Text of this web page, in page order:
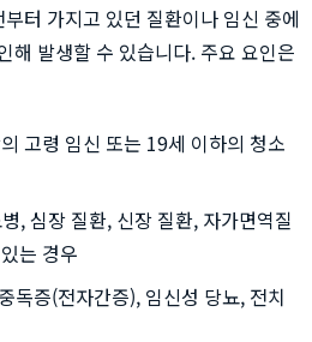
터 가지고 있던 질환이나 임신 중에
해 발생할 수 있습니다. 주요 요인은
고령 임신 또는 19세 이하의 청소
, 심장 질환, 신장 질환, 자가면역질
는 경우
독증(전자간증), 임신성 당뇨, 전치